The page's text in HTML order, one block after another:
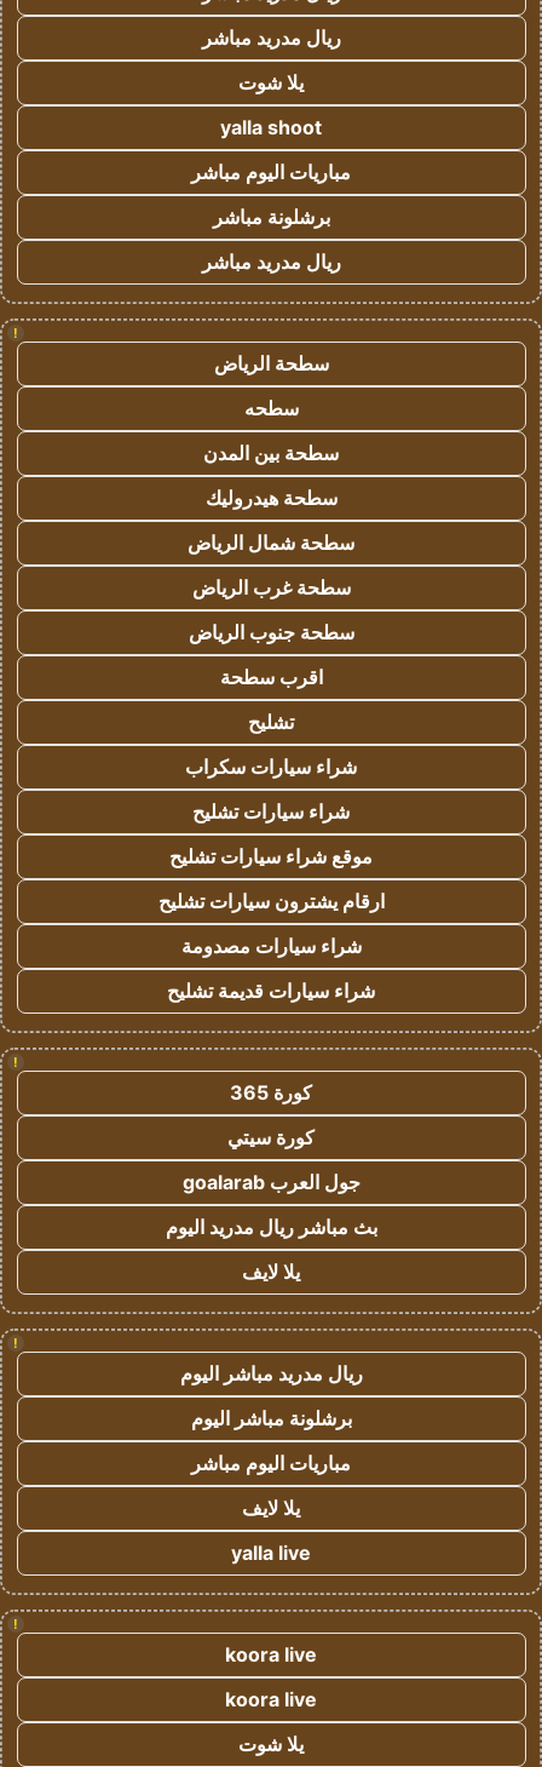
ريال مدريد مباشر
يلا شوت
yalla shoot
مباريات اليوم مباشر
برشلونة مباشر
ريال مدريد مباشر
!
سطحة الرياض
سطحه
سطحة بين المدن
سطحة هيدروليك
سطحة شمال الرياض
سطحة غرب الرياض
سطحة جنوب الرياض
اقرب سطحة
تشليح
شراء سيارات سكراب
شراء سيارات تشليح
موقع شراء سيارات تشليح
ارقام يشترون سيارات تشليح
شراء سيارات مصدومة
شراء سيارات قديمة تشليح
!
كورة 365
كورة سيتي
جول العرب goalarab
بث مباشر ريال مدريد اليوم
يلا لايف
!
ريال مدريد مباشر اليوم
برشلونة مباشر اليوم
مباريات اليوم مباشر
يلا لايف
yalla live
!
koora live
koora live
يلا شوت